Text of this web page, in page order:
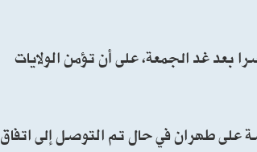
بعد غد الجمعة، على أن تؤمن الولايات
على طهران في حال تم التوصل إلى اتفاق